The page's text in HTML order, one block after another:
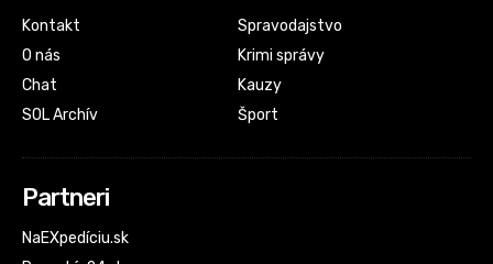
Kontakt
O nás
Chat
SOL Archív
Spravodajstvo
Krimi správy
Kauzy
Šport
Partneri
NaEXpedíciu.sk